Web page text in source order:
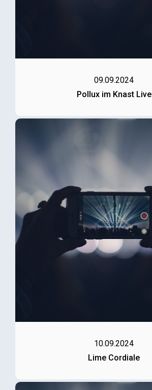
09.09.2024
Pollux im Knast Live
10.09.2024
Lime Cordiale